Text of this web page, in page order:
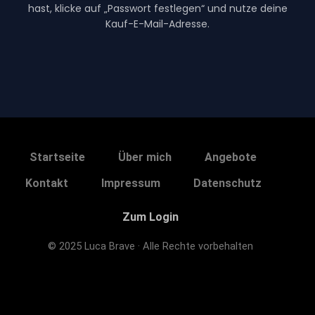
hast, klicke auf „Passwort festlegen“ und nutze deine
Kauf-E-Mail-Adresse.
Startseite Über mich
Angebote
Kontakt
Impressum Datenschutz
Zum Login
© 2025 Luca Brave · Alle Rechte vorbehalten